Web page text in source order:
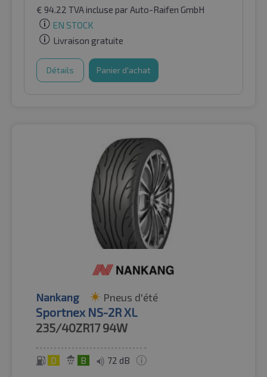
€ 94.22 TVA incluse par Auto-Raifen GmbH
EN STOCK
Livraison gratuite
Détails Panier d'achat
Nankang Pneus d'été
Sportnex NS-2R XL
235/40ZR17 94W
D B 72 dB